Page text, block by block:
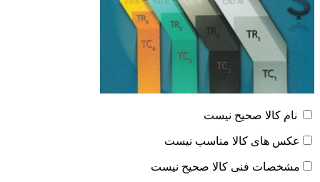
نام کالا صحیح نیست
عکس های کالا مناسب نیست
مشخصات فنی کالا صحیح نیست